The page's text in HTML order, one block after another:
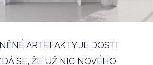
ARTEFAKTY JE DOSTI
SE, ŽE UŽ NIC NOVÉHO